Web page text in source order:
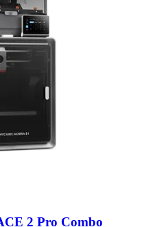
2 Pro Combo